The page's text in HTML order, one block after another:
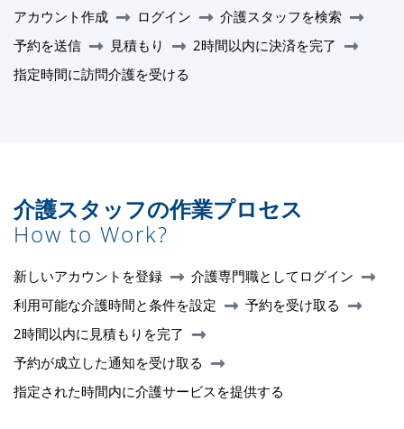
アカウント作成 ログイン
介護スタッフを検索
予約を送信
見積もり
2時間以内に決済を完了
指定時間に訪問介護を受ける
介護スタッフの作業プロセス
How to Work?
新しいアカウントを登録
介護専門職としてログイン
利用可能な介護時間と条件を設定
予約を受け取る
2時間以内に見積もりを完了
予約が成立した通知を受け取る
指定された時間内に介護サービスを提供する